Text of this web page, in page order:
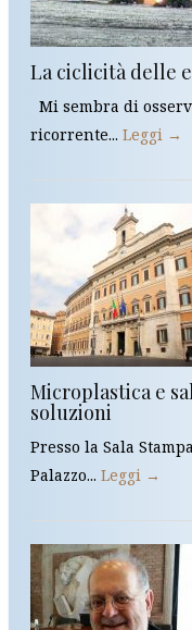
La ciclicità delle
Mi sembra di
ricorrente... Leggi →
Microplastica e
soluzioni
Presso la Sala
Palazzo... Leggi →